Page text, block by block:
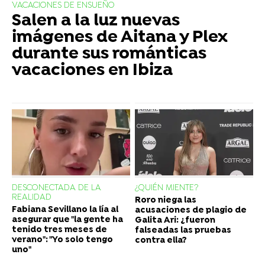
VACACIONES DE ENSUEÑO
Salen a la luz nuevas
imágenes de Aitana y Plex
durante sus románticas
vacaciones en Ibiza
DESCONECTADA DE LA
REALIDAD
Fabiana Sevillano la lía al
asegurar que "la gente ha
tenido tres meses de
verano": "Yo solo tengo
uno"
¿QUIÉN MIENTE?
Roro niega las
acusaciones de plagio de
Galita Ari: ¿fueron
falseadas las pruebas
contra ella?